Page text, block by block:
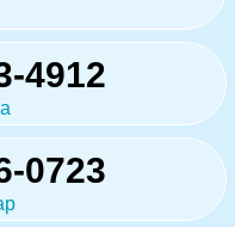
4912
0723